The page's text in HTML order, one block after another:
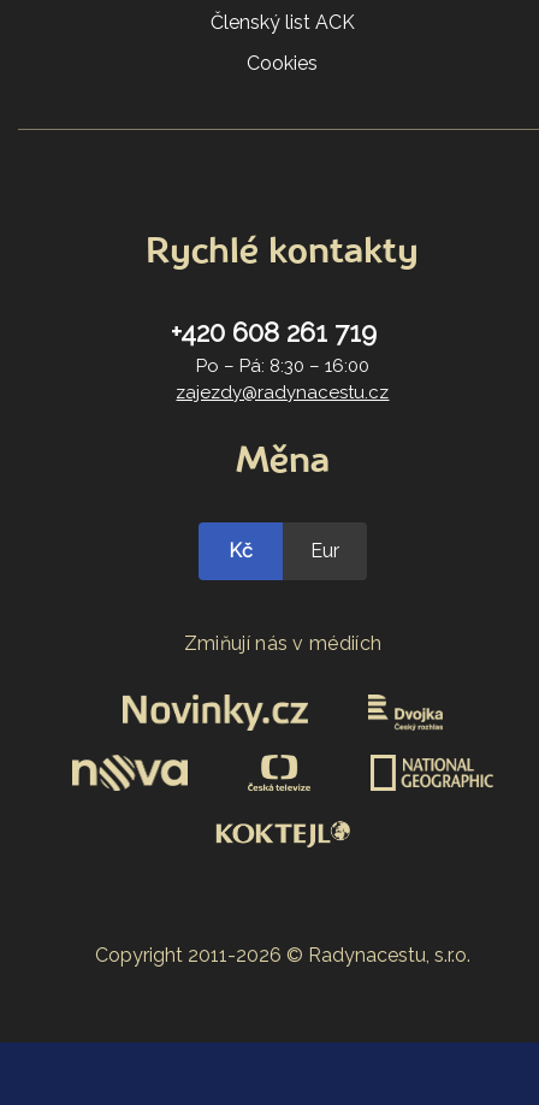
Členský list ACK
Cookies
Rychlé kontakty
+420 608 261 719
Po – Pá: 8:30 – 16:00
zajezdy@radynacestu.cz
Měna
Kč Eur
Zmiňují nás v médiích
Copyright 2011-2026 © Radynacestu, s.r.o.